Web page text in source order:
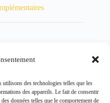
des technologies telles que les
des appareils. Le fait de consentir
données telles que le comportement de
30 kg
FRANCE SAS